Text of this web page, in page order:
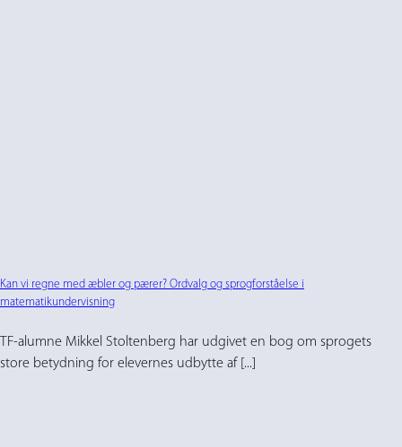
Kan vi regne med æbler og pærer? Ordvalg og sprogforståelse i
matematikundervisning
TF-alumne Mikkel Stoltenberg har udgivet en bog om sprogets
store betydning for elevernes udbytte af [...]